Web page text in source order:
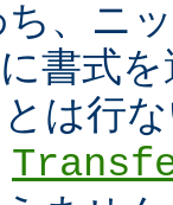
、ニ
書式
は行